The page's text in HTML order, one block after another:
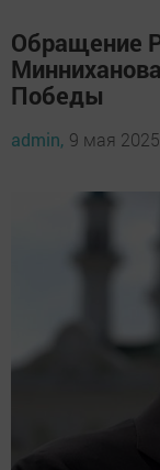
Обращение
Победы
admin, 9 мая